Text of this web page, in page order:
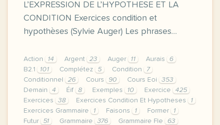
L’EXPRESSION DE L’HYPOTHESE ET LA
CONDITION Exercices condition et
hypothèses (Sylvie Auger) Les phrases…
Action 14 Argent 23 Auger 11 Aurais
6
B2.1
101 Complétez 5 Condition
7
Conditionnel
26 Cours 90 Cours Eoi
353
Demain
4 Éif 8 Exemples 10 Exercice
425
Exercices
38 Exercices Condition Et Hypotheses
1
Exercices Grammaire
1 Faisons 1 Former
1
Futur
51 Grammaire 376 Grammaire Fle
63